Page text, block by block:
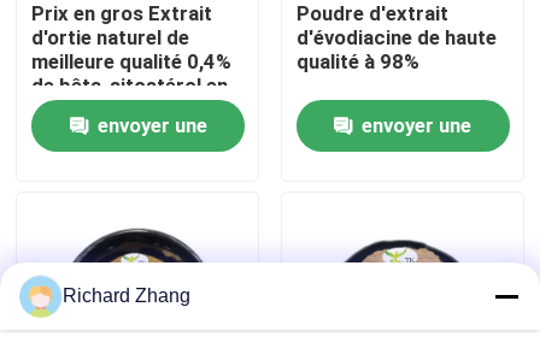
Nous contacter
Demandez un devis
Poudre superbe de nourriture
Prix en gros Extrait
d'ortie naturel de
meilleure qualité 0,4%
de bêta-sitostérol en
poudre
envoyer une
Poudre d'extrait
d'évodiacine de haute
qualité à 98%
envoyer une
Richard Zhang